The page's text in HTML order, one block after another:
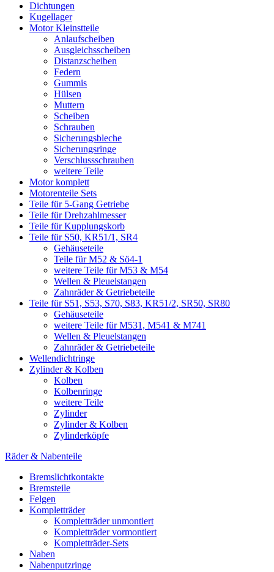
Dichtungen
Kugellager
Motor Kleinstteile
Anlaufscheiben
Ausgleichsscheiben
Distanzscheiben
Federn
Gummis
Hülsen
Muttern
Scheiben
Schrauben
Sicherungsbleche
Sicherungsringe
Verschlussschrauben
weitere Teile
Motor komplett
Motorenteile Sets
Teile für 5-Gang Getriebe
Teile für Drehzahlmesser
Teile für Kupplungskorb
Teile für S50, KR51/1, SR4
Gehäuseteile
Teile für M52 & Sö4-1
weitere Teile für M53 & M54
Wellen & Pleuelstangen
Zahnräder & Getriebeteile
Teile für S51, S53, S70, S83, KR51/2, SR50, SR80
Gehäuseteile
weitere Teile für M531, M541 & M741
Wellen & Pleuelstangen
Zahnräder & Getriebeteile
Wellendichtringe
Zylinder & Kolben
Kolben
Kolbenringe
weitere Teile
Zylinder
Zylinder & Kolben
Zylinderköpfe
Räder & Nabenteile
Bremslichtkontakte
Bremsteile
Felgen
Kompletträder
Kompletträder unmontiert
Kompletträder vormontiert
Kompletträder-Sets
Naben
Nabenputzringe